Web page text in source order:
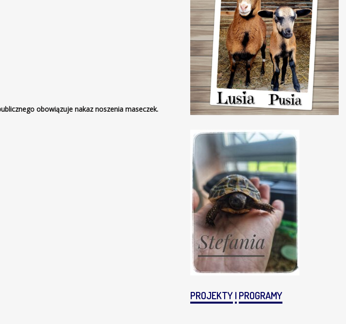
obowiązuje nakaz noszenia maseczek.
PROJEKTYIPROGRAMY